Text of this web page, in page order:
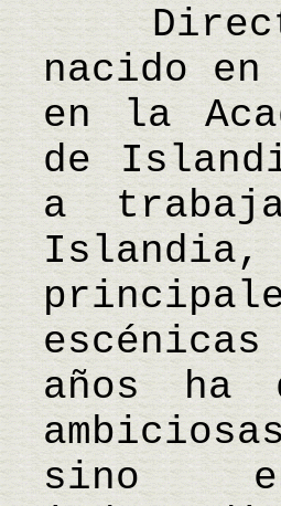
nacido en
en la
de
a
años ha
sino